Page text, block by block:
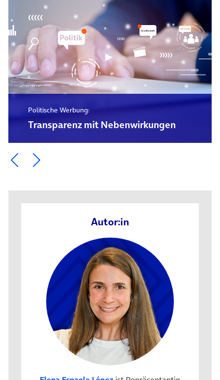
Politische Werbung:
Transparenz mit Nebenwirkungen
Ein Element zurück blättern
Ein Element weiter blättern
Autor:in